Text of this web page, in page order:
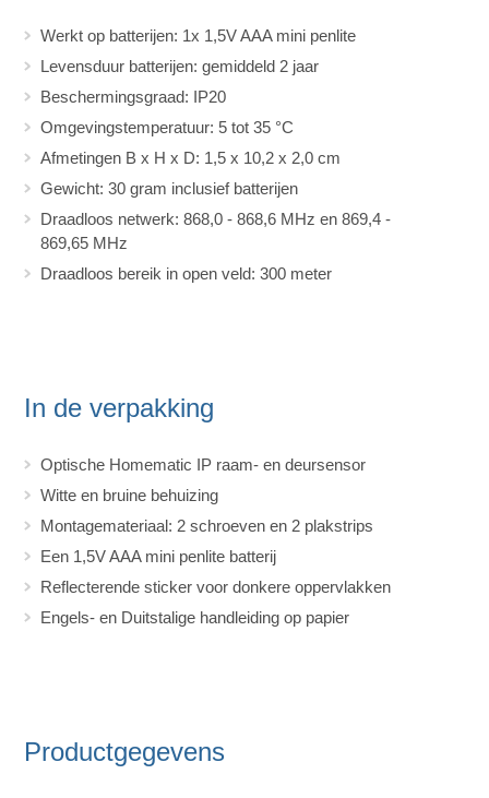
Werkt op batterijen: 1x 1,5V AAA mini penlite
Levensduur batterijen: gemiddeld 2 jaar
Beschermingsgraad: IP20
Omgevingstemperatuur: 5 tot 35 °C
Afmetingen B x H x D: 1,5 x 10,2 x 2,0 cm
Gewicht: 30 gram inclusief batterijen
Draadloos netwerk: 868,0 - 868,6 MHz en 869,4 -
869,65 MHz
Draadloos bereik in open veld: 300 meter
In de verpakking
Optische Homematic IP raam- en deursensor
Witte en bruine behuizing
Montagemateriaal: 2 schroeven en 2 plakstrips
Een 1,5V AAA mini penlite batterij
Reflecterende sticker voor donkere oppervlakken
Engels- en Duitstalige handleiding op papier
Productgegevens